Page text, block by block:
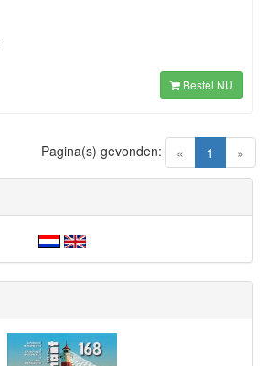
Bestel NU
« 1 (current)
»
Pagina(s) gevonden: